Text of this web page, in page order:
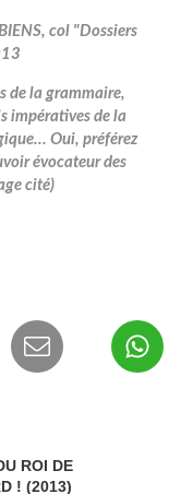
col "Dossiers
de la grammaire,
impératives de la
Oui, préférez
évocateur des
cité)
ROI DE
BRUXELLES, JE NE SUIS PAS D'ACCORD ! (2013)